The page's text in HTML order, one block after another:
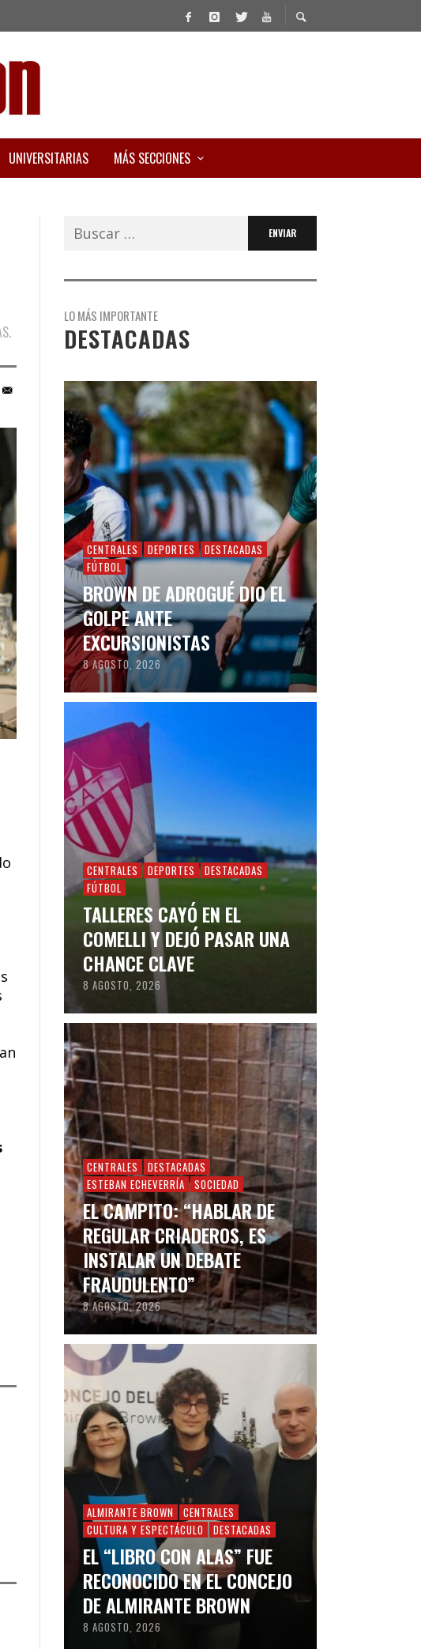
UNIVERSITARIAS MÁS SECCIONES
Buscar:
LO MÁS IMPORTANTE
DESTACADAS
CENTRALES DEPORTES
DESTACADAS
FÚTBOL
BROWN DE ADROGUÉ DIO EL
GOLPE ANTE
EXCURSIONISTAS
8 AGOSTO, 2026
CENTRALES DEPORTES
DESTACADAS
FÚTBOL
TALLERES CAYÓ EN EL
COMELLI Y DEJÓ PASAR UNA
CHANCE CLAVE
8 AGOSTO, 2026
CENTRALES
DESTACADAS
ESTEBAN ECHEVERRÍA
SOCIEDAD
EL CAMPITO: “HABLAR DE
REGULAR CRIADEROS, ES
INSTALAR UN DEBATE
FRAUDULENTO”
8 AGOSTO, 2026
ALMIRANTE BROWN
CENTRALES
CULTURA Y ESPECTÁCULO
DESTACADAS
EL “LIBRO CON ALAS” FUE
RECONOCIDO EN EL CONCEJO
DE ALMIRANTE BROWN
8 AGOSTO, 2026